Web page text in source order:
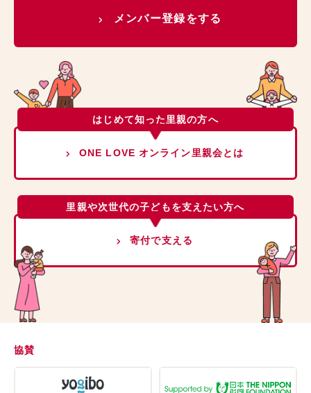
メンバー登録をする
はじめて知った里親の方へ
ONE LOVE オンライン里親会とは
里親や次世代の子どもを支えたい方へ
寄付で支える
協賛